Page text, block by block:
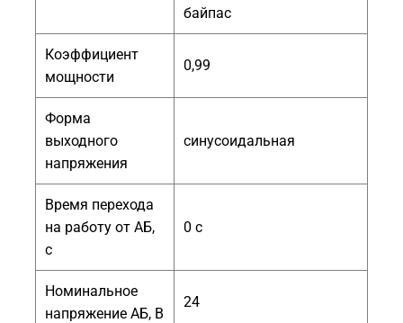
байпас
Коэффициент
мощности
0,99
Форма
выходного
напряжения
синусоидальная
Время перехода
на работу от АБ,
с
0 с
Номинальное
напряжение АБ, В
24